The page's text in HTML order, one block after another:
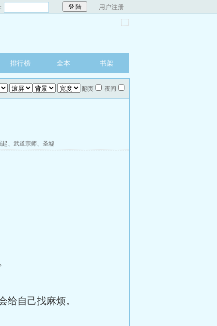
用户注册
排行榜 全本 书架
翻页 夜间
起、 武道宗师、 圣墟
自己找麻烦。